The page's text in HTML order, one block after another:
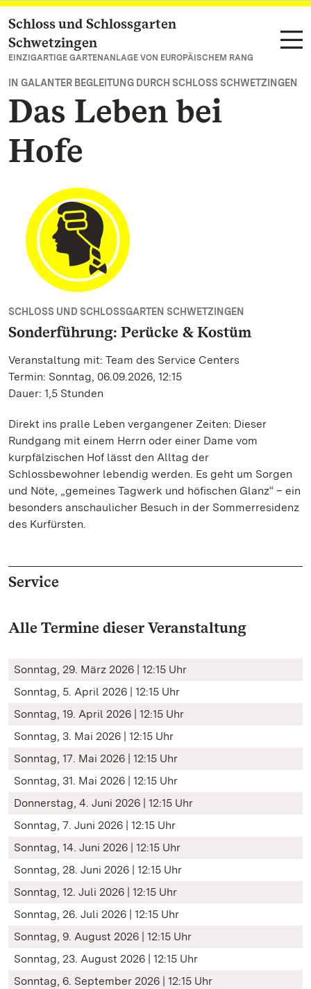
Zum Hauptinhalt springen
Schloss und Schlossgarten
Schwetzingen
EINZIGARTIGE GARTENANLAGE VON EUROPÄISCHEM RANG
IN GALANTER BEGLEITUNG DURCH SCHLOSS SCHWETZINGEN
Das Leben bei
Hofe
SCHLOSS UND SCHLOSSGARTEN SCHWETZINGEN
Sonderführung: Perücke & Kostüm
Veranstaltung mit: Team des Service Centers
Termin: Sonntag, 06.09.2026, 12:15
Dauer: 1,5 Stunden
Direkt ins pralle Leben vergangener Zeiten: Dieser
Rundgang mit einem Herrn oder einer Dame vom
kurpfälzischen Hof lässt den Alltag der
Schlossbewohner lebendig werden. Es geht um Sorgen
und Nöte, „gemeines Tagwerk und höfischen Glanz“ – ein
besonders anschaulicher Besuch in der Sommerresidenz
des Kurfürsten.
Service
Alle Termine dieser Veranstaltung
Sonntag, 29. März 2026 | 12:15 Uhr
Sonntag, 5. April 2026 | 12:15 Uhr
Sonntag, 19. April 2026 | 12:15 Uhr
Sonntag, 3. Mai 2026 | 12:15 Uhr
Sonntag, 17. Mai 2026 | 12:15 Uhr
Sonntag, 31. Mai 2026 | 12:15 Uhr
Donnerstag, 4. Juni 2026 | 12:15 Uhr
Sonntag, 7. Juni 2026 | 12:15 Uhr
Sonntag, 14. Juni 2026 | 12:15 Uhr
Sonntag, 28. Juni 2026 | 12:15 Uhr
Sonntag, 12. Juli 2026 | 12:15 Uhr
Sonntag, 26. Juli 2026 | 12:15 Uhr
Sonntag, 9. August 2026 | 12:15 Uhr
Sonntag, 23. August 2026 | 12:15 Uhr
Sonntag, 6. September 2026 | 12:15 Uhr